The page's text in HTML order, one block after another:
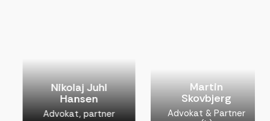
Nikolaj Juhl
Hansen
Advokat, partner
Martin
Skovbjerg
Advokat & Partner
(L)